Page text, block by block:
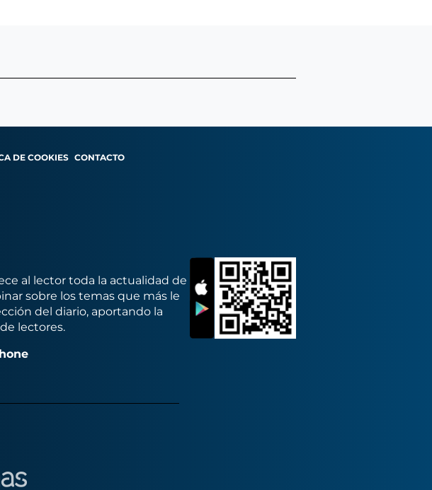
DE COOKIES CONTACTO
al lector toda la actualidad de
sobre los temas que más le
del diario, aportando la
lectores.